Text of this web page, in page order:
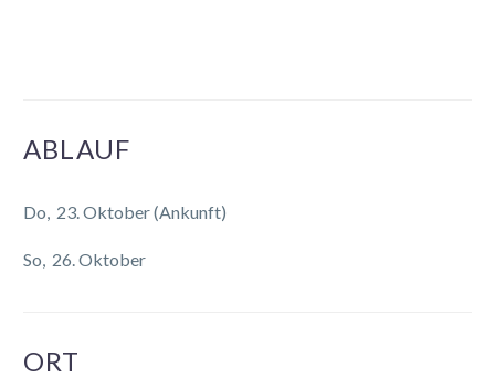
ABLAUF
Do, 23. Oktober (Ankunft)
So, 26. Oktober
ORT